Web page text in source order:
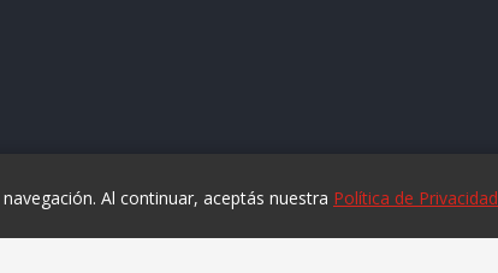
Al continuar, aceptás nuestra Política de Privacidad